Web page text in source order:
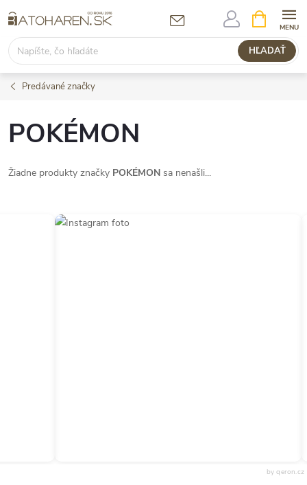
na
obsah
HĽADAŤ
KOŠÍK
Predávané značky
POKÉMON
Žiadne produkty značky POKÉMON sa nenašli...
by qeron.cz